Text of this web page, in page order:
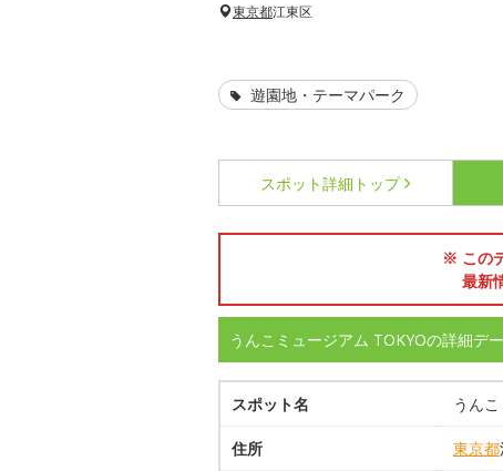
東京都江東区
遊園地・テーマパーク
スポット詳細 トップ
※ この
最新
うんこミュージアム TOKYOの詳細デ
スポット名 うん
住所 東京都